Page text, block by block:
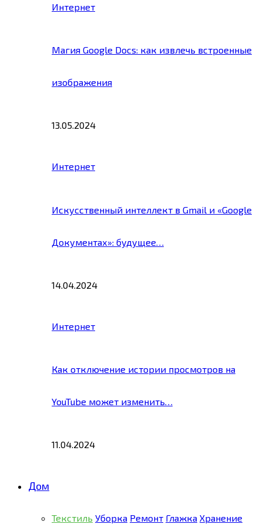
Интернет
Магия Google Docs: как извлечь встроенные
изображения
13.05.2024
Интернет
Искусственный интеллект в Gmail и «Google
Документах»: будущее…
14.04.2024
Интернет
Как отключение истории просмотров на
YouTube может изменить…
11.04.2024
Дом
Текстиль Уборка Ремонт Глажка Хранение